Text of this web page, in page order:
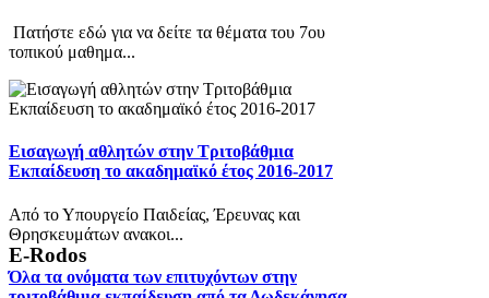
Πατήστε εδώ για να δείτε τα θέματα του 7ου
τοπικού μαθημα...
Εισαγωγή αθλητών στην Τριτοβάθμια
Εκπαίδευση το ακαδημαϊκό έτος 2016-2017
Από το Υπουργείο Παιδείας, Έρευνας και
Θρησκευμάτων ανακοι...
Όλα τα ονόματα των επιτυχόντων στην
E-Rodos